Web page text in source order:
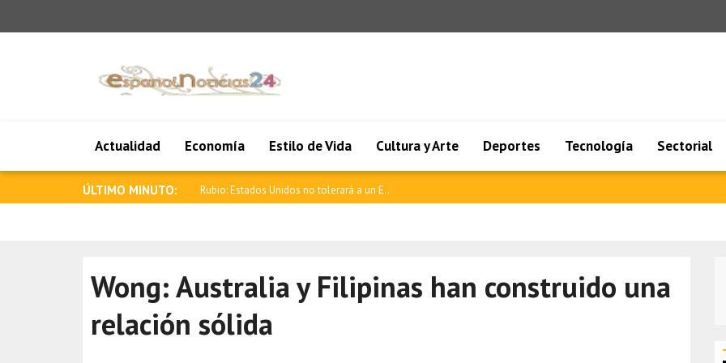
Actualidad Economía Estilo de Vida Cultura y Arte Deportes Tecnología Sectorial
ÚLTIMO MINUTO: Zelensky: Gracias por su solidaridad con..
Wong: Australia y Filipinas han construido una
relación sólida